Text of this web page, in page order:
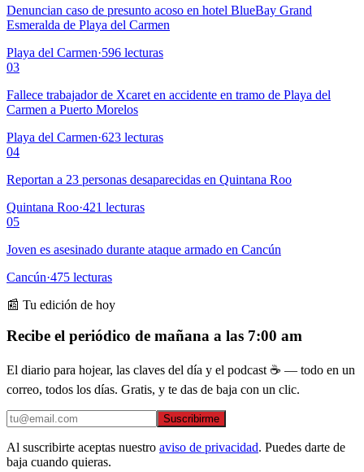
Denuncian caso de presunto acoso en hotel BlueBay Grand
Esmeralda de Playa del Carmen
Playa del Carmen·596 lecturas
03
Fallece trabajador de Xcaret en accidente en tramo de Playa del
Carmen a Puerto Morelos
Playa del Carmen·623 lecturas
04
Reportan a 23 personas desaparecidas en Quintana Roo
Quintana Roo·421 lecturas
05
Joven es asesinado durante ataque armado en Cancún
Cancún·475 lecturas
📰 Tu edición de hoy
Recibe el periódico de mañana a las 7:00 am
El diario para hojear, las claves del día y el podcast ☕ — todo en un
correo, todos los días. Gratis, y te das de baja con un clic.
Suscribirme
Al suscribirte aceptas nuestro aviso de privacidad. Puedes darte de
baja cuando quieras.